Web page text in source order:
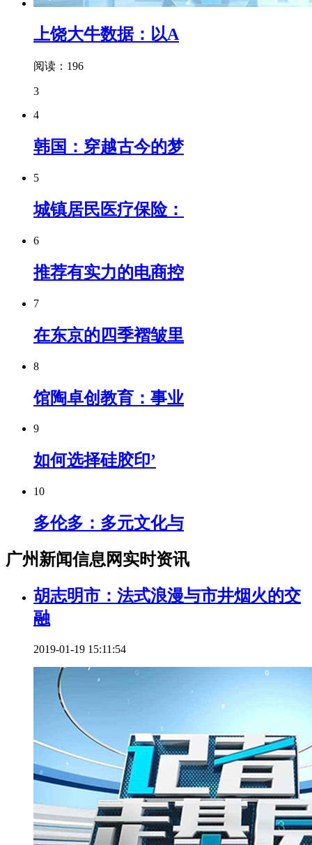
上饶大牛数据：以A
阅读：196
3
4
韩国：穿越古今的梦
5
城镇居民医疗保险：
6
推荐有实力的电商控
7
在东京的四季褶皱里
8
馆陶卓创教育：事业
9
如何选择硅胶印’
10
多伦多：多元文化与
广州新闻信息网实时资讯
胡志明市：法式浪漫与市井烟火的交
融
2019-01-19 15:11:54